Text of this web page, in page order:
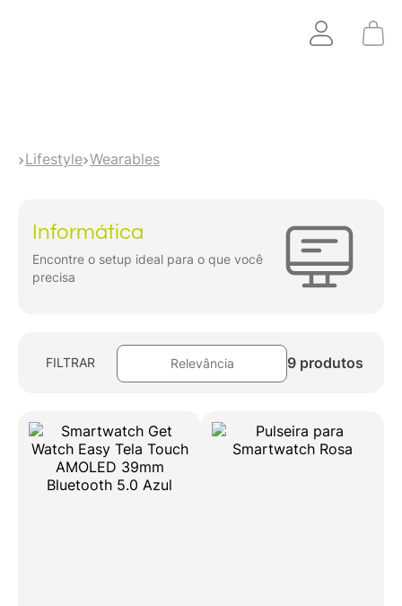
Lifestyle Wearables
Informática
Encontre o setup ideal para o que você
precisa
FILTRAR Relevância 9 produtos